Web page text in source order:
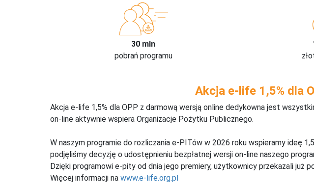
30 mln
pobrań programu
Akcja e-life 1,5% dla
Akcja e-life 1,5% dla OPP z darmową wersją online dedykowna jest
on-line aktywnie wspiera Organizacje Pożytku Publicznego.
W naszym programie do rozliczania e-PITów w 2026 roku wspieramy ideę
podjęliśmy decyzję o udostępnieniu bezpłatnej wersji on-line naszego
Dzięki programowi e-pity od dnia jego premiery, użytkownicy przekazali już
Więcej informacji na www.e-life.org.pl